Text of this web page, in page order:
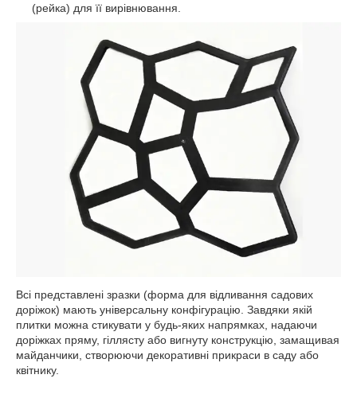
(рейка) для її вирівнювання.
Всі представлені зразки (форма для відливання садових
доріжок) мають універсальну конфігурацію. Завдяки якій
плитки можна стикувати у будь-яких напрямках, надаючи
доріжках пряму, гіллясту або вигнуту конструкцію, замащивая
майданчики, створюючи декоративні прикраси в саду або
квітнику.